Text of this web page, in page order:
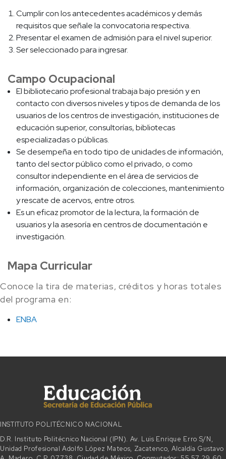
Cumplir con los antecedentes académicos y demás
requisitos que señale la convocatoria respectiva.
Presentar el examen de admisión para el nivel superior.
Ser seleccionado para ingresar.
Campo Ocupacional
El bibliotecario profesional trabaja bajo presión y en
contacto con diversos niveles y tipos de demanda de los
usuarios de los centros de investigación, instituciones de
educación superior, consultorías, bibliotecas
especializadas o públicas.
Se desempeña en todo tipo de unidades de información,
tanto del sector público como el privado, o como
consultor independiente en el área de servicios de
información, organización de colecciones, mantenimiento
y rescate de acervos, entre otros.
Es un eficaz promotor de la lectura, la formación de
usuarios y la asesoría en centros de documentación e
investigación.
Mapa Curricular
Conoce la tira de materias, créditos y horas totales
del programa en:
ENBA
INSTITUTO POLITÉCNICO NACIONAL
D.R. Instituto Politécnico Nacional (IPN). Av. Luis Enrique Erro S/N,
Unidad Profesional Adolfo López Mateos, Zacatenco, Alcaldía Gustavo